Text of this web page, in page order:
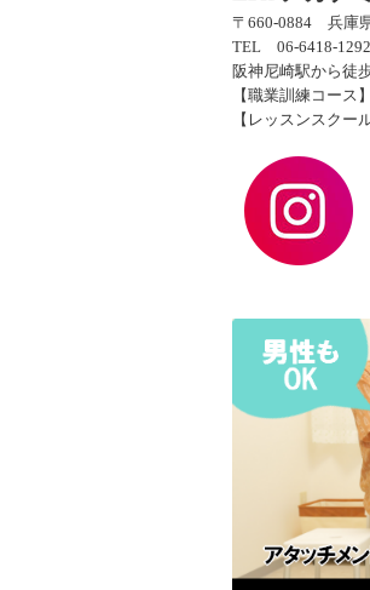
〒660-0884 兵庫
TEL 06-6418-1292
阪神尼崎駅から徒
【職業訓練コース
【レッスンスク